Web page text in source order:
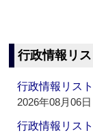
行政情報リス
行政情報リス
2026年08月06
行政情報リス